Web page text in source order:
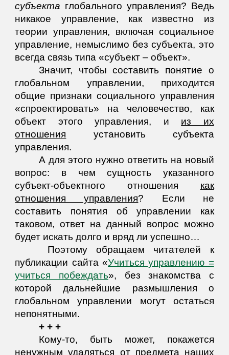
субъекта глобального управления? Ведь
никакое управление, как известно из
теории управления, включая социальное
управление, немыслимо без субъекта, это
всегда связь типа «субъект – объект».
Значит, чтобы составить понятие о
глобальном управлении, приходится
общие признаки социального управления
«спроектировать» на человечество, как
объект этого управления, и из их
отношения установить субъекта
управления.
А для этого нужно ответить на новый
вопрос: в чем сущность указанного
субъект-объектного отношения как
отношения управления? Если не
составить понятия об управлении как
таковом, ответ на данный вопрос можно
будет искать долго и вряд ли успешно…
Поэтому обращаем читателей к
публикации сайта «Учиться управлению =
учиться побеждать», без знакомства с
которой дальнейшие размышления о
глобальном управлении могут остаться
непонятными.
+ + +
Кому-то, быть может, покажется
ненужным удаляться от предмета наших